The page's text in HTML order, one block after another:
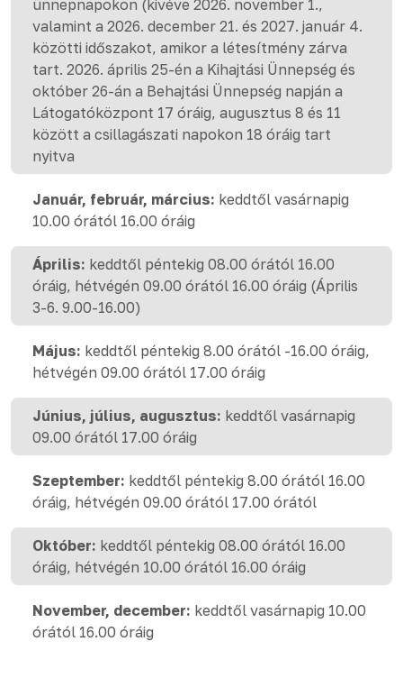
ünnepnapokon (kivéve 2026. november 1.,
valamint a 2026. december 21. és 2027. január 4.
közötti időszakot, amikor a létesítmény zárva
tart. 2026. április 25-én a Kihajtási Ünnepség és
október 26-án a Behajtási Ünnepség napján a
Látogatóközpont 17 óráig, augusztus 8 és 11
között a csillagászati napokon 18 óráig tart
nyitva
Január, február, március: keddtől vasárnapig
10.00 órától 16.00 óráig
Április: keddtől péntekig 08.00 órától 16.00
óráig, hétvégén 09.00 órától 16.00 óráig (Április
3-6. 9.00-16.00)
Május: keddtől péntekig 8.00 órától -16.00 óráig,
hétvégén 09.00 órától 17.00 óráig
Június, július, augusztus: keddtől vasárnapig
09.00 órától 17.00 óráig
Szeptember: keddtől péntekig 8.00 órától 16.00
óráig, hétvégén 09.00 órától 17.00 órától
Október: keddtől péntekig 08.00 órától 16.00
óráig, hétvégén 10.00 órától 16.00 óráig
November, december: keddtől vasárnapig 10.00
órától 16.00 óráig